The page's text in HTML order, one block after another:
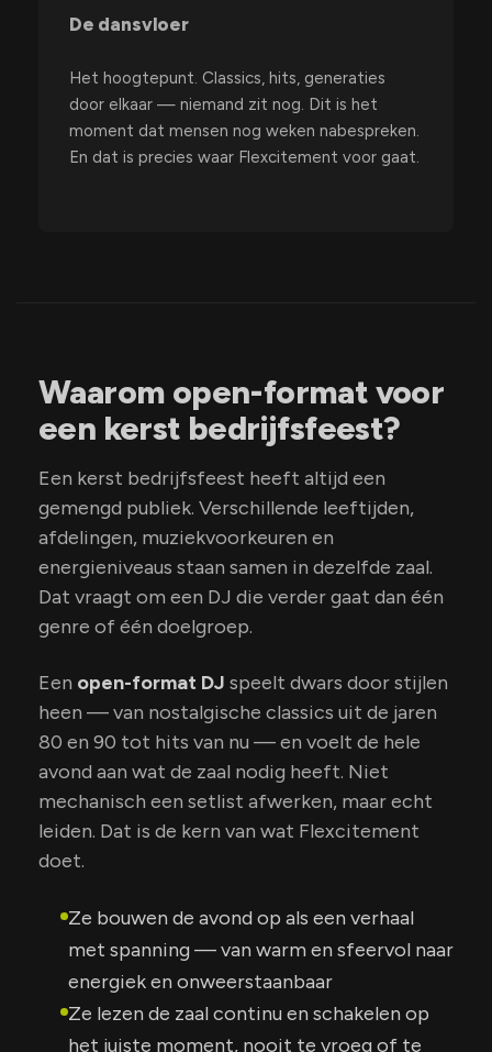
De dansvloer
Het hoogtepunt. Classics, hits, generaties
door elkaar — niemand zit nog. Dit is het
moment dat mensen nog weken nabespreken.
En dat is precies waar Flexcitement voor gaat.
Waarom open-format voor
een kerst bedrijfsfeest?
Een kerst bedrijfsfeest heeft altijd een
gemengd publiek. Verschillende leeftijden,
afdelingen, muziekvoorkeuren en
energieniveaus staan samen in dezelfde zaal.
Dat vraagt om een DJ die verder gaat dan één
genre of één doelgroep.
Een open-format DJ speelt dwars door stijlen
heen — van nostalgische classics uit de jaren
80 en 90 tot hits van nu — en voelt de hele
avond aan wat de zaal nodig heeft. Niet
mechanisch een setlist afwerken, maar echt
leiden. Dat is de kern van wat Flexcitement
doet.
Ze bouwen de avond op als een verhaal
met spanning — van warm en sfeervol naar
energiek en onweerstaanbaar
Ze lezen de zaal continu en schakelen op
het juiste moment, nooit te vroeg of te